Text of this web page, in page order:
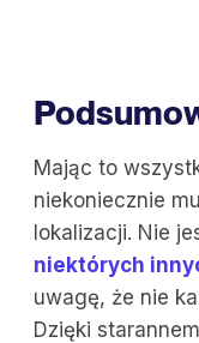
Mając to
niekoniecznie
lokalizacji. Nie
niektórych
uwagę, że nie
Dzięki